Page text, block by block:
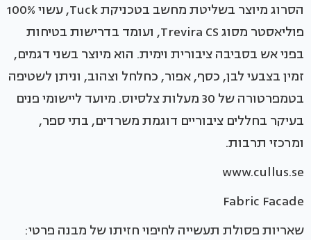
הסרוג מיוצר בשליטת מחשב בטכניקת Tuck, עשוי 100%
פוליאסטר מסוג Trevira CS, ועומד בדרישות בטיחות
בפני אש בסביבה ציבורית וימית. הוא מיוצר בשני דגמים,
זמין בצבעי לבן, כסף, אפור, כחלחל וצהוב, וניתן לשטיפה
בטמפרטורה של 30 מעלות צלסיוס. מיועד ליישומי פנים
בעיקר בחללים ציבוריים דוגמת משרדים, בתי ספר,
ומרכזי תרבות.
www.cullus.se
Fabric Facade
שאריות פסולת תעשייה לחיפוי חזיתו של מבנה פרטי: